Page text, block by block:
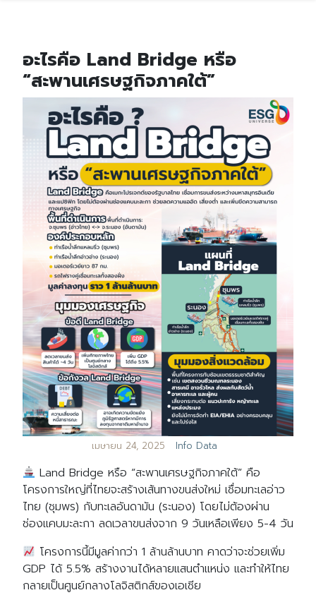
อะไรคือ Land Bridge หรือ
“สะพานเศรษฐกิจภาคใต้”
เมษายน 24, 2025 Info Data
Land Bridge หรือ “สะพานเศรษฐกิจภาคใต้” คือ
โครงการใหญ่ที่ไทยจะสร้างเส้นทางขนส่งใหม่ เชื่อมทะเลอ่าว
ไทย (ชุมพร) กับทะเลอันดามัน (ระนอง) โดยไม่ต้องผ่าน
ช่องแคบมะละกา ลดเวลาขนส่งจาก 9 วันเหลือเพียง 5-4 วัน
โครงการนี้มีมูลค่ากว่า 1 ล้านล้านบาท คาดว่าจะช่วยเพิ่ม
GDP ได้ 5.5% สร้างงานได้หลายแสนตำแหน่ง และทำให้ไทย
กลายเป็นศูนย์กลางโลจิสติกส์ของเอเชีย